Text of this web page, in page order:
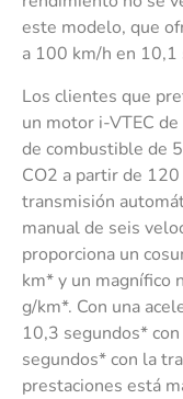
este modelo, que
a 100 km/h en 10,1
Los clientes que
un motor i-VTEC
de combustible de
CO2 a partir de
transmisión
manual de seis
proporciona un
km* y un magnífico
g/km*. Con una
10,3 segundos*
segundos* con la
prestaciones está